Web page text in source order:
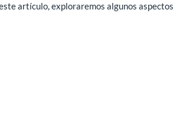
artículo, exploraremos algunos aspectos